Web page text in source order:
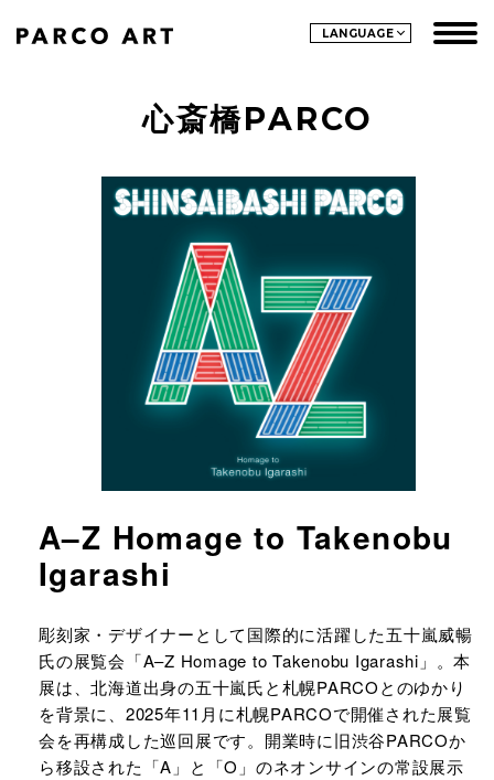
LANGUAGE
心斎橋PARCO
A–Z Homage to Takenobu
Igarashi
URLをコピーする
彫刻家・デザイナーとして国際的に活躍した五十嵐威暢
氏の展覧会「A–Z Homage to Takenobu Igarashi」。本
展は、北海道出身の五十嵐氏と札幌PARCOとのゆかり
を背景に、2025年11月に札幌PARCOで開催された展覧
会を再構成した巡回展です。開業時に旧渋谷PARCOか
ら移設された「A」と「O」のネオンサインの常設展示